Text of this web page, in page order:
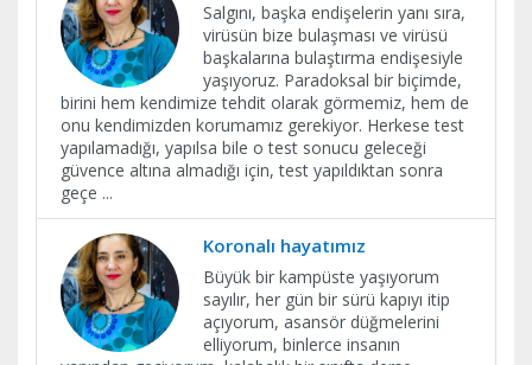
Salgını, başka endişelerin yanı sıra,
virüsün bize bulaşması ve virüsü
başkalarına bulaştırma endişesiyle
yaşıyoruz. Paradoksal bir biçimde,
birini hem kendimize tehdit olarak görmemiz, hem de
onu kendimizden korumamız gerekiyor. Herkese test
yapılamadığı, yapılsa bile o test sonucu geleceği
güvence altına almadığı için, test yapıldıktan sonra
geçe ...
Koronalı hayatımız
Büyük bir kampüste yaşıyorum
sayılır, her gün bir sürü kapıyı itip
açıyorum, asansör düğmelerini
elliyorum, binlerce insanın